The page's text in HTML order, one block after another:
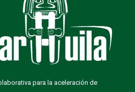
para la aceleración de